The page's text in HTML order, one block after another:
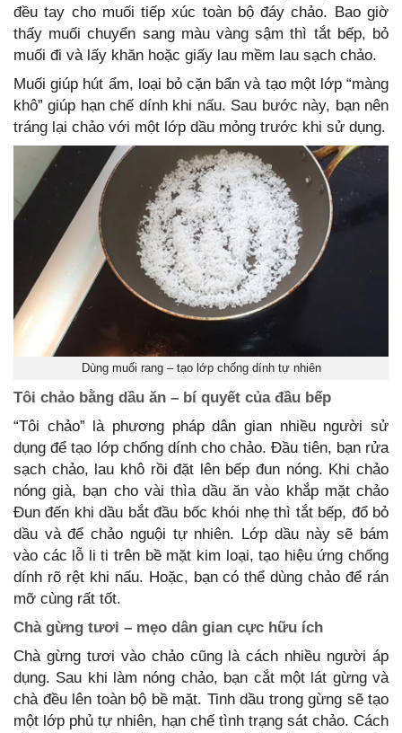
đều tay cho muối tiếp xúc toàn bộ đáy chảo. Bao giờ
thấy muối chuyển sang màu vàng sậm thì tắt bếp, bỏ
muối đi và lấy khăn hoặc giấy lau mềm lau sạch chảo.
Muối giúp hút ẩm, loại bỏ cặn bẩn và tạo một lớp “màng
khô” giúp hạn chế dính khi nấu. Sau bước này, bạn nên
tráng lại chảo với một lớp dầu mỏng trước khi sử dụng.
Dùng muối rang – tạo lớp chống dính tự nhiên
Tôi chảo bằng dầu ăn – bí quyết của đầu bếp
“Tôi chảo” là phương pháp dân gian nhiều người sử
dụng để tạo lớp chống dính cho chảo. Đầu tiên, bạn rửa
sạch chảo, lau khô rồi đặt lên bếp đun nóng. Khi chảo
nóng già, bạn cho vài thìa dầu ăn vào khắp mặt chảo
Đun đến khi dầu bắt đầu bốc khói nhẹ thì tắt bếp, đổ bỏ
dầu và để chảo nguội tự nhiên. Lớp dầu này sẽ bám
vào các lỗ li ti trên bề mặt kim loại, tạo hiệu ứng chống
dính rõ rệt khi nấu. Hoặc, bạn có thể dùng chảo để rán
mỡ cùng rất tốt.
Chà gừng tươi – mẹo dân gian cực hữu ích
Chà gừng tươi vào chảo cũng là cách nhiều người áp
dụng. Sau khi làm nóng chảo, bạn cắt một lát gừng và
chà đều lên toàn bộ bề mặt. Tinh dầu trong gừng sẽ tạo
một lớp phủ tự nhiên, hạn chế tình trạng sát chảo. Cách